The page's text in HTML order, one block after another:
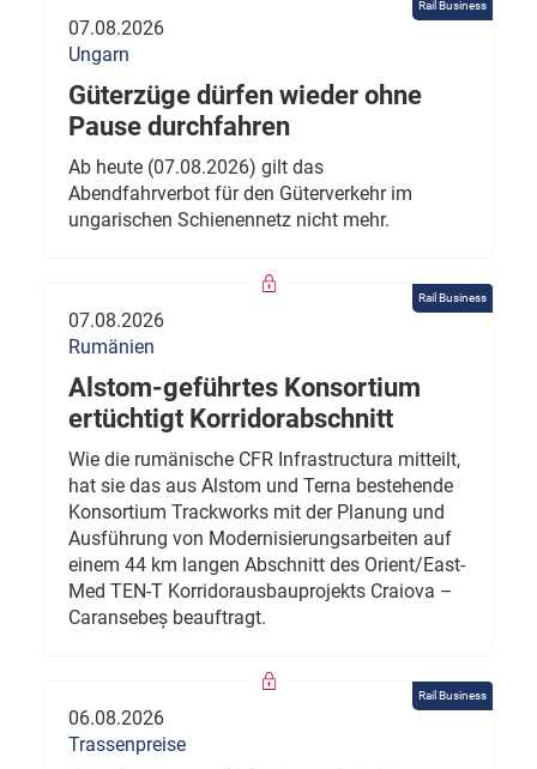
Rail Business
07.08.2026
Ungarn
Güterzüge dürfen wieder ohne
Pause durchfahren
Ab heute (07.08.2026) gilt das
Abendfahrverbot für den Güterverkehr im
ungarischen Schienennetz nicht mehr.
Rail Business
07.08.2026
Rumänien
Alstom-geführtes Konsortium
ertüchtigt Korridorabschnitt
Wie die rumänische CFR Infrastructura mitteilt,
hat sie das aus Alstom und Terna bestehende
Konsortium Trackworks mit der Planung und
Ausführung von Modernisierungsarbeiten auf
einem 44 km langen Abschnitt des Orient/East-
Med TEN-T Korridorausbauprojekts Craiova –
Caransebeș beauftragt.
Rail Business
06.08.2026
Trassenpreise